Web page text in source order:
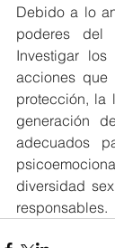
Debido a lo
poderes del
Investigar
acciones
protección, la
generación
adecuados
diversidad
responsables.